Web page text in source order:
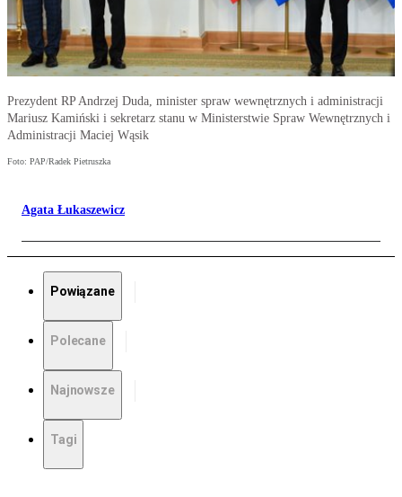
Prezydent RP Andrzej Duda, minister spraw wewnętrznych i administracji
Mariusz Kamiński i sekretarz stanu w Ministerstwie Spraw Wewnętrznych i
Administracji Maciej Wąsik
Foto: PAP/Radek Pietruszka
Agata Łukaszewicz
Powiązane
Polecane
Najnowsze
Tagi